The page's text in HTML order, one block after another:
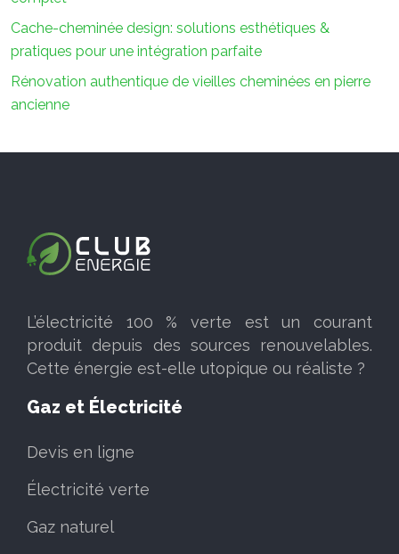
Cache-cheminée design: solutions esthétiques &
pratiques pour une intégration parfaite
Rénovation authentique de vieilles cheminées en pierre
ancienne
L’électricité 100 % verte est un courant
produit depuis des sources renouvelables.
Cette énergie est-elle utopique ou réaliste ?
Gaz et Électricité
Devis en ligne
Électricité verte
Gaz naturel